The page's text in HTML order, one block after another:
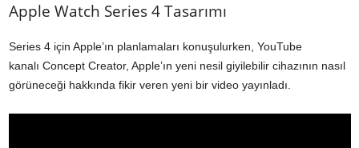
Apple Watch Series 4 Tasarımı
Series 4 için Apple’ın planlamaları konuşulurken, YouTube
kanalı Concept Creator, Apple’ın yeni nesil giyilebilir cihazının nasıl
görüneceği hakkında fikir veren yeni bir video yayınladı.